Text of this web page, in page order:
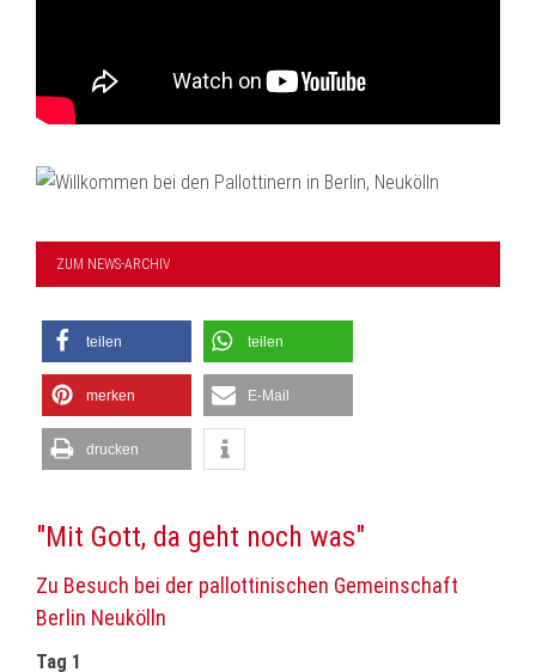
ZUM NEWS-ARCHIV
teilen teilen
merken E-Mail
drucken
"Mit Gott, da geht noch was"
Zu Besuch bei der pallottinischen Gemeinschaft
Berlin Neukölln
Tag 1